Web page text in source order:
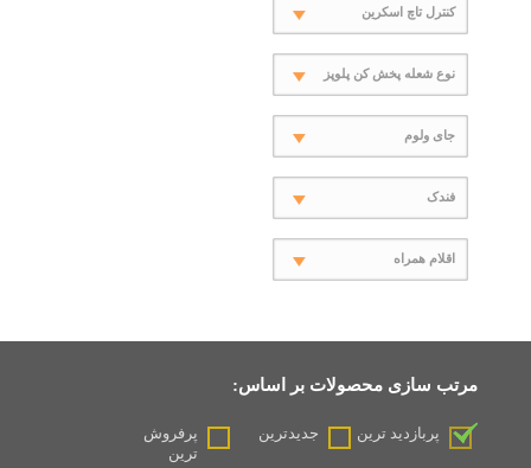
کنترل تاچ اسکرین
نوع شعله پخش کن پلوپز
جای ولوم
فندک
اقلام همراه
مرتب سازی محصولات بر اساس:
پربازدید ترین جدیدترین
پرفروش
ترین